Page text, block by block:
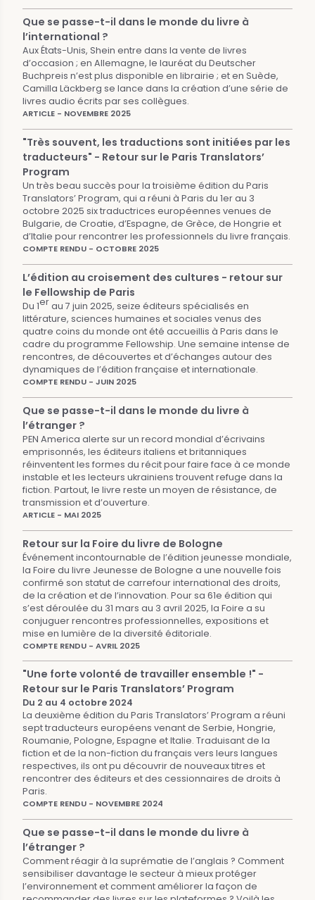
Que se passe-t-il dans le monde du livre à
l’international ?
Aux États-Unis, Shein entre dans la vente de livres
d’occasion ; en Allemagne, le lauréat du Deutscher
Buchpreis n’est plus disponible en librairie ; et en Suède,
Camilla Läckberg se lance dans la création d’une série de
livres audio écrits par ses collègues.
ARTICLE - NOVEMBRE 2025
"Très souvent, les traductions sont initiées par les
traducteurs" - Retour sur le Paris Translators’
Program
Un très beau succès pour la troisième édition du Paris
Translators’ Program, qui a réuni à Paris du 1er au 3
octobre 2025 six traductrices européennes venues de
Bulgarie, de Croatie, d’Espagne, de Grèce, de Hongrie et
d’Italie pour rencontrer les professionnels du livre français.
COMPTE RENDU - OCTOBRE 2025
L’édition au croisement des cultures - retour sur
le Fellowship de Paris
Du 1erau 7 juin 2025, seize éditeurs spécialisés en
littérature, sciences humaines et sociales venus des
quatre coins du monde ont été accueillis à Paris dans le
cadre du programme Fellowship. Une semaine intense de
rencontres, de découvertes et d’échanges autour des
dynamiques de l’édition française et internationale.
COMPTE RENDU - JUIN 2025
Que se passe-t-il dans le monde du livre à
l’étranger ?
PEN America alerte sur un record mondial d’écrivains
emprisonnés, les éditeurs italiens et britanniques
réinventent les formes du récit pour faire face à ce monde
instable et les lecteurs ukrainiens trouvent refuge dans la
fiction. Partout, le livre reste un moyen de résistance, de
transmission et d’ouverture.
ARTICLE - MAI 2025
Retour sur la Foire du livre de Bologne
Événement incontournable de l’édition jeunesse mondiale,
la Foire du livre Jeunesse de Bologne a une nouvelle fois
confirmé son statut de carrefour international des droits,
de la création et de l’innovation. Pour sa 61e édition qui
s’est déroulée du 31 mars au 3 avril 2025, la Foire a su
conjuguer rencontres professionnelles, expositions et
mise en lumière de la diversité éditoriale.
COMPTE RENDU - AVRIL 2025
"Une forte volonté de travailler ensemble !" -
Retour sur le Paris Translators’ Program
Du 2 au 4 octobre 2024
La deuxième édition du Paris Translators’ Program a réuni
sept traducteurs européens venant de Serbie, Hongrie,
Roumanie, Pologne, Espagne et Italie. Traduisant de la
fiction et de la non-fiction du français vers leurs langues
respectives, ils ont pu découvrir de nouveaux titres et
rencontrer des éditeurs et des cessionnaires de droits à
Paris.
COMPTE RENDU - NOVEMBRE 2024
Que se passe-t-il dans le monde du livre à
l’étranger ?
Comment réagir à la suprématie de l’anglais ? Comment
sensibiliser davantage le secteur à mieux protéger
l’environnement et comment améliorer la façon de